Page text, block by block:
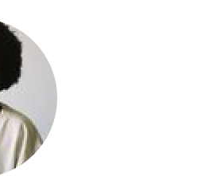
Hoeveel kost het om te reageren op een
Wat is de privacyverklaring van
Berekent KamerDenHaag
Alle veelgestelde vragen